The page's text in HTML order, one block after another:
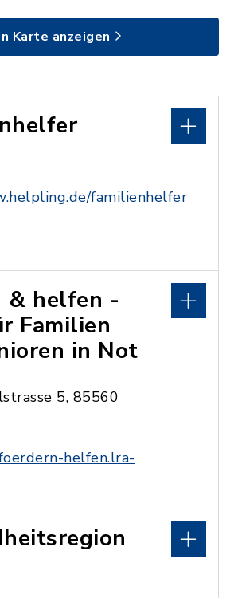
Karte anzeigen
familienhelfer
& helfen -
Familien
in Not
5, 85560
helfen.lra-